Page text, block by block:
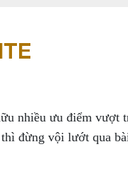
nhiều ưu điểm vượt
đừng vội lướt qua